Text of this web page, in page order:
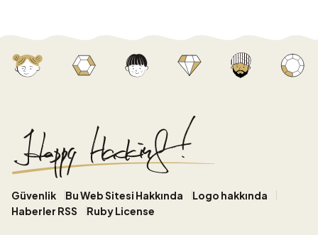
Güvenlik Bu Web Sitesi Hakkında
Logo hakkında
Haberler RSS
Ruby License